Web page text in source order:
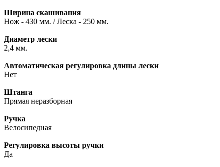
Ширина скашивания
Нож - 430 мм. / Леска - 250 мм.
Диаметр лески
2,4 мм.
Автоматическая регулировка длины лески
Нет
Штанга
Прямая неразборная
Ручка
Велосипедная
Регулировка высоты ручки
Да